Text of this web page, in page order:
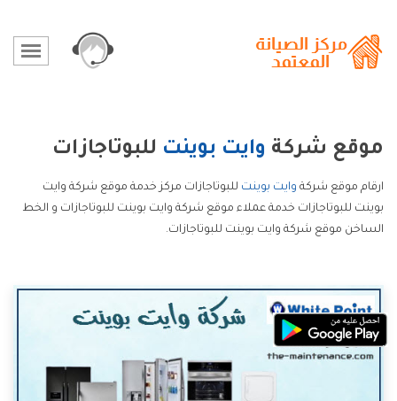
موقع شركة وايت بوينت للبوتاجازات
ارقام موقع شركة وايت بوينت للبوتاجازات مركز خدمة موقع شركة وايت
بوينت للبوتاجازات خدمة عملاء موقع شركة وايت بوينت للبوتاجازات و الخط
الساخن موقع شركة وايت بوينت للبوتاجازات.